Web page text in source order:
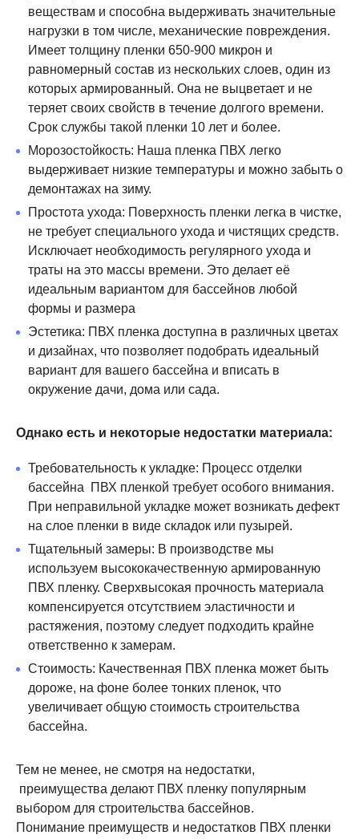
веществам и способна выдерживать значительные
нагрузки в том числе, механические повреждения.
Имеет толщину пленки 650-900 микрон и
равномерный состав из нескольких слоев, один из
которых армированный. Она не выцветает и не
теряет своих свойств в течение долгого времени.
Срок службы такой пленки 10 лет и более.
Морозостойкость: Наша пленка ПВХ легко
выдерживает низкие температуры и можно забыть о
демонтажах на зиму.
Простота ухода: Поверхность пленки легка в чистке,
не требует специального ухода и чистящих средств.
Исключает необходимость регулярного ухода и
траты на это массы времени. Это делает её
идеальным вариантом для бассейнов любой
формы и размера
Эстетика: ПВХ пленка доступна в различных цветах
и дизайнах, что позволяет подобрать идеальный
вариант для вашего бассейна и вписать в
окружение дачи, дома или сада.
Однако есть и некоторые недостатки материала:
Требовательность к укладке: Процесс отделки
бассейна ПВХ пленкой требует особого внимания.
При неправильной укладке может возникать дефект
на слое пленки в виде складок или пузырей.
Тщательный замеры: В производстве мы
используем высококачественную армированную
ПВХ пленку. Сверхвысокая прочность материала
компенсируется отсутствием эластичности и
растяжения, поэтому следует подходить крайне
ответственно к замерам.
Стоимость: Качественная ПВХ пленка может быть
дороже, на фоне более тонких пленок, что
увеличивает общую стоимость строительства
бассейна.
Тем не менее, не смотря на недостатки,
преимущества делают ПВХ пленку популярным
выбором для строительства бассейнов.
Понимание преимуществ и недостатков ПВХ пленки